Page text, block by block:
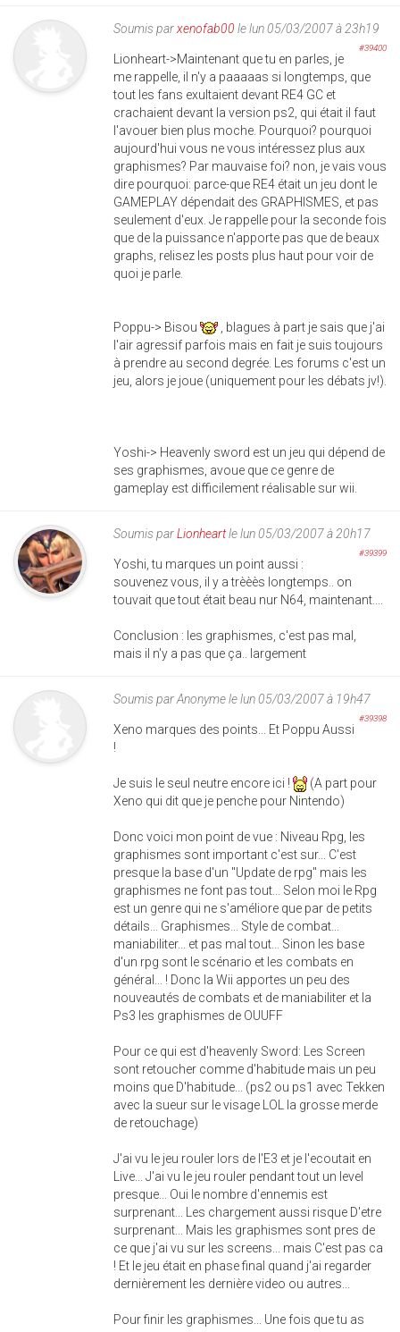
Soumis parxenofab00 le lun 05/03/2007 à 23h19
#39400
Lionheart->Maintenant que tu en parles, je
me rappelle, il n'y a paaaaas si longtemps, que
tout les fans exultaient devant RE4 GC et
crachaient devant la version ps2, qui était il faut
l'avouer bien plus moche. Pourquoi? pourquoi
aujourd'hui vous ne vous intéressez plus aux
graphismes? Par mauvaise foi? non, je vais vous
dire pourquoi: parce-que RE4 était un jeu dont le
GAMEPLAY dépendait des GRAPHISMES, et pas
seulement d'eux. Je rappelle pour la seconde fois
que de la puissance n'apporte pas que de beaux
graphs, relisez les posts plus haut pour voir de
quoi je parle.
Poppu-> Bisou
, blagues à part je sais que j'ai
l'air agressif parfois mais en fait je suis toujours
à prendre au second degrée. Les forums c'est un
jeu, alors je joue (uniquement pour les débats jv!).
Yoshi-> Heavenly sword est un jeu qui dépend de
ses graphismes, avoue que ce genre de
gameplay est difficilement réalisable sur wii.
Soumis parLionheartle lun 05/03/2007 à 20h17
#39399
Yoshi, tu marques un point aussi :
souvenez vous, il y a trèèès longtemps.. on
touvait que tout était beau nur N64, maintenant....
Conclusion : les graphismes, c'est pas mal,
mais il n'y a pas que ça.. largement
Soumis parAnonymele lun 05/03/2007 à 19h47
#39398
Xeno marques des points... Et Poppu Aussi
!
Je suis le seul neutre encore ici !
(A part pour
Xeno qui dit que je penche pour Nintendo)
Donc voici mon point de vue : Niveau Rpg, les
graphismes sont important c'est sur... C'est
presque la base d'un "Update de rpg" mais les
graphismes ne font pas tout... Selon moi le Rpg
est un genre qui ne s'améliore que par de petits
détails... Graphismes... Style de combat...
maniabiliter... et pas mal tout... Sinon les base
d'un rpg sont le scénario et les combats en
général... ! Donc la Wii apportes un peu des
nouveautés de combats et de maniabiliter et la
Ps3 les graphismes de OUUFF
Pour ce qui est d'heavenly Sword: Les Screen
sont retoucher comme d'habitude mais un peu
moins que D'habitude... (ps2 ou ps1 avec Tekken
avec la sueur sur le visage LOL la grosse merde
de retouchage)
J'ai vu le jeu rouler lors de l'E3 et je l'ecoutait en
Live... J'ai vu le jeu rouler pendant tout un level
presque... Oui le nombre d'ennemis est
surprenant... Les chargement aussi risque D'etre
surprenant... Mais les graphismes sont pres de
ce que j'ai vu sur les screens... mais C'est pas ca
! Et le jeu était en phase final quand j'ai regarder
dernièrement les dernière video ou autres...
Pour finir les graphismes... Une fois que tu as